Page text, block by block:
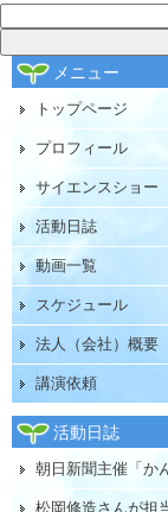
メニュー
トップページ
プロフィール
サイエンスショー
活動日誌
動画一覧
スケジュール
法人（会社）概要
講演依頼
活動日誌
朝日新聞主催「か
松岡修造さんが担